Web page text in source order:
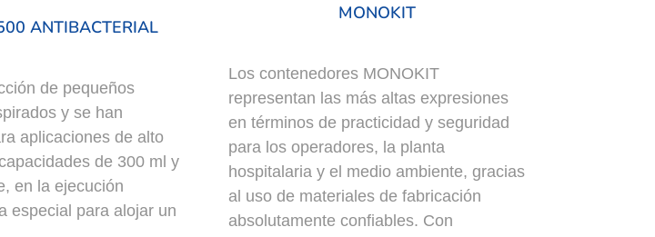
ANTIBACTERIAL
de pequeños
y se han
aplicaciones de alto
de 300 ml y
en la ejecución
especial para alojar un
MONOKIT
Los contenedores MONOKIT
representan las más altas expresiones
en términos de practicidad y seguridad
para los operadores, la planta
hospitalaria y el medio ambiente, gracias
al uso de materiales de fabricación
absolutamente confiables. Con